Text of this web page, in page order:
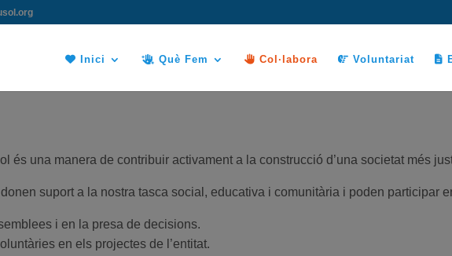
Inici Què Fem Col·labora Voluntariat
és una manera de contribuir activament a la construcció d’una societat més
donen suport a la nostra tasca social, educativa i comunitària i poden participar
i en la presa de decisions.
en els projectes de l’entitat.